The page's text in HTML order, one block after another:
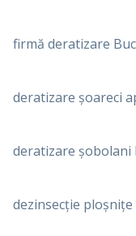
firmă deratizare
deratizare șoareci
deratizare șobolani
dezinsecție